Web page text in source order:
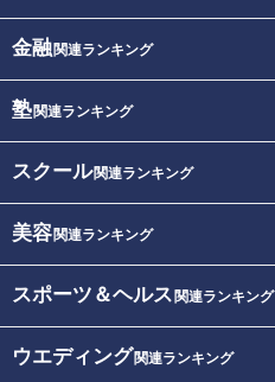
金融関連ランキング
塾関連ランキング
スクール関連ランキング
美容関連ランキング
スポーツ＆ヘルス 関連ランキング
ウエディング関連ランキング